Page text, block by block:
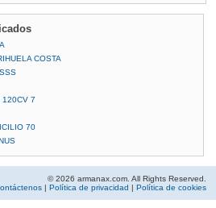
COSTA
120CV 7
70
© 2026 armanax.com. All Rights Reserved.
| Política de privacidad | Política de cookies